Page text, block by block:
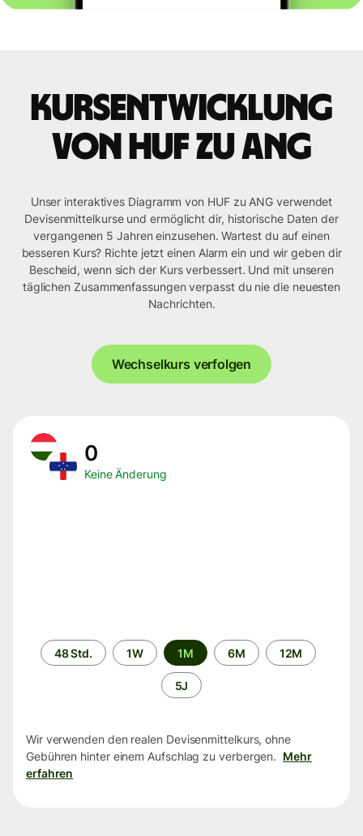
Kursentwicklung
von HUF zu ANG
Unser interaktives Diagramm von HUF zu ANG verwendet
Devisenmittelkurse und ermöglicht dir, historische Daten der
vergangenen 5 Jahren einzusehen. Wartest du auf einen
besseren Kurs? Richte jetzt einen Alarm ein und wir geben dir
Bescheid, wenn sich der Kurs verbessert. Und mit unseren
täglichen Zusammenfassungen verpasst du nie die neuesten
Nachrichten.
Wechselkurs verfolgen
0
Keine Änderung
Zeitraum
48 Std. 1W 1M 6M 12M
5J
Wir verwenden den realen Devisenmittelkurs, ohne
Gebühren hinter einem Aufschlag zu verbergen. Mehr
erfahren